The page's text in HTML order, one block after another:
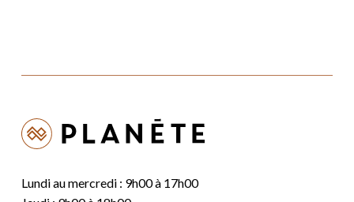
Lundi au mercredi : 9h00 à 17h00